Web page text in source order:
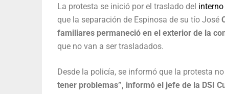
La protesta se inició por el traslado del
que la separación de Espinosa de su tío José
familiares permaneció en el exterior de la
que no van a ser trasladados.
Desde la policía, se informó que la protesta
tener problemas”, informó el jefe de la DSI